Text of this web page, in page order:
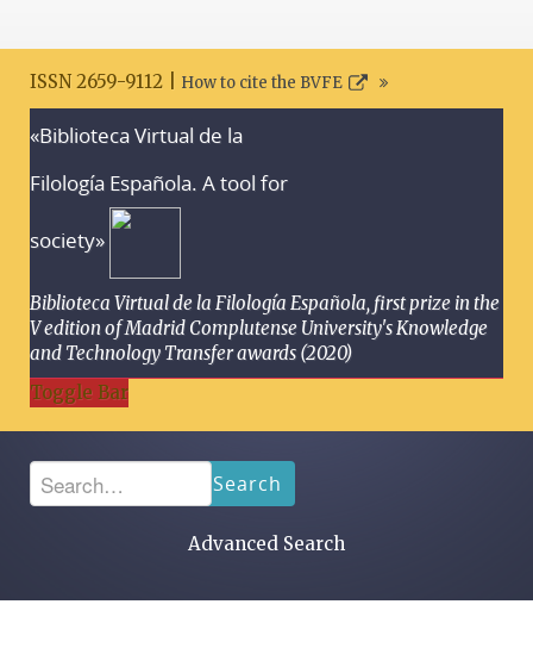
ISSN 2659-9112 | How to cite the BVFE
«Biblioteca Virtual de la
Filología Española. A tool for
society»
Biblioteca Virtual de la Filología Española, first prize in the
V edition of Madrid Complutense University's Knowledge
and Technology Transfer awards (2020)
Toggle Bar
Search
Advanced Search